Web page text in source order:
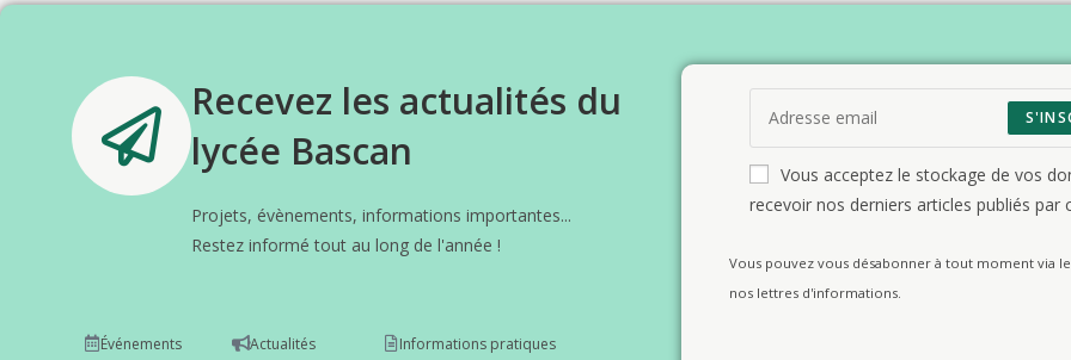
Recevez les actualités du
lycée Bascan
Projets, évènements, informations importantes...
Restez informé tout au long de l'année !
Événements Actualités Informations pratiques
Vous acceptez le stockage de vos
recevoir nos derniers articles publiés par
Vous pouvez vous désabonner à tout moment via
nos lettres d'informations.